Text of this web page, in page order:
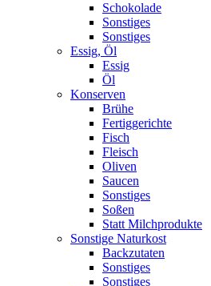
Schokolade
Sonstiges
Sonstiges
Essig, Öl
Essig
Öl
Konserven
Brühe
Fertiggerichte
Fisch
Fleisch
Oliven
Saucen
Sonstiges
Soßen
Statt Milchprodukte
Sonstige Naturkost
Backzutaten
Sonstiges
Sonstiges